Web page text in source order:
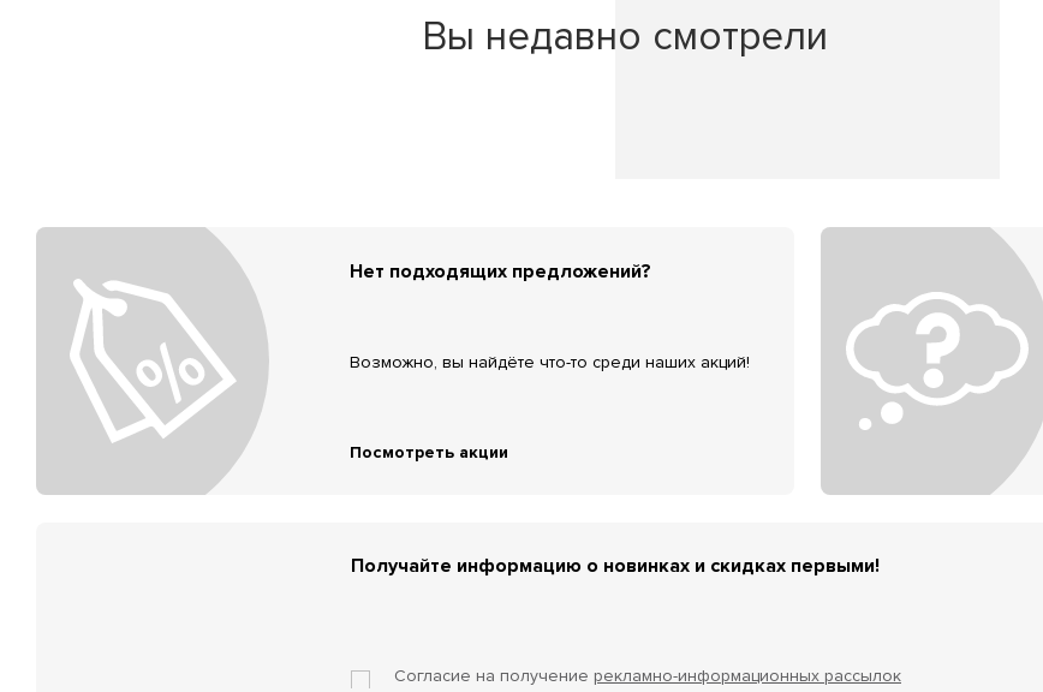
Вы недавно смотрели
Нет подходящих предложений?
Возможно, вы найдёте что-то среди наших акций!
Посмотреть акции
Получайте информацию о новинках и скидках первыми!
Согласие на получение рекламно-информационных рассылок